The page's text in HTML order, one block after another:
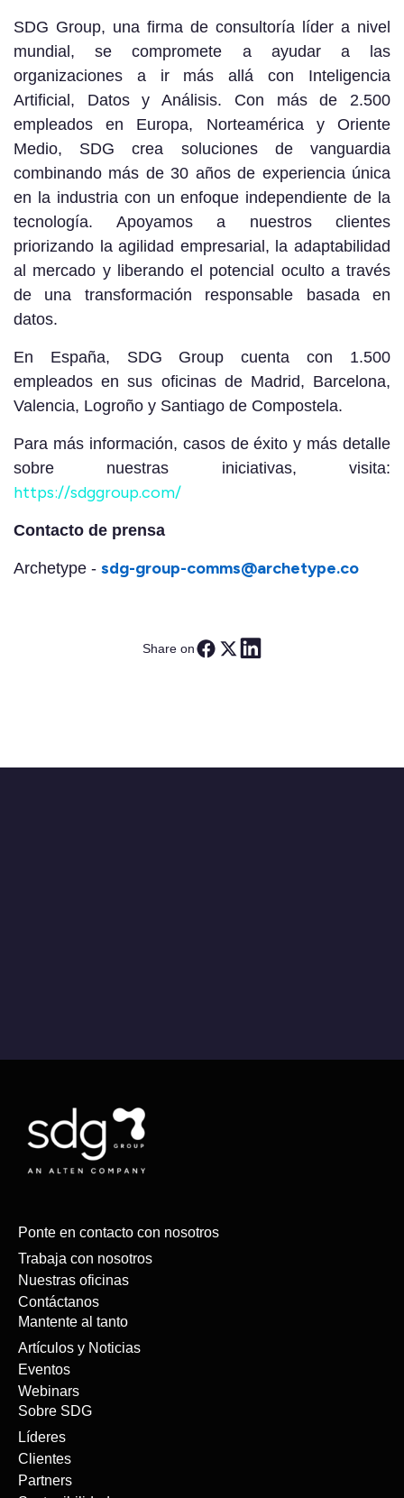
SDG Group, una firma de consultoría líder a nivel
mundial, se compromete a ayudar a las
organizaciones a ir más allá con Inteligencia
Artificial, Datos y Análisis. Con más de 2.500
empleados en Europa, Norteamérica y Oriente
Medio, SDG crea soluciones de vanguardia
combinando más de 30 años de experiencia única
en la industria con un enfoque independiente de la
tecnología. Apoyamos a nuestros clientes
priorizando la agilidad empresarial, la adaptabilidad
al mercado y liberando el potencial oculto a través
de una transformación responsable basada en
datos.
En España, SDG Group cuenta con 1.500
empleados en sus oficinas de Madrid, Barcelona,
Valencia, Logroño y Santiago de Compostela.
Para más información, casos de éxito y más detalle
sobre nuestras iniciativas, visita:
https://sdggroup.com/
Contacto de prensa
Archetype - sdg-group-comms@archetype.co
Share on
Ponte en contacto con nosotros
Trabaja con nosotros
Nuestras oficinas
Contáctanos
Mantente al tanto
Artículos y Noticias
Eventos
Webinars
Sobre SDG
Líderes
Clientes
Partners